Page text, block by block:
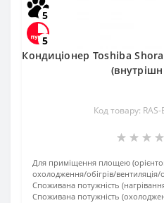
5
5
Кондиціонер Toshiba
Код товару: RAS-
Для приміщення площею
охолодження/обігрів/
Споживана потужність
Споживана потужність